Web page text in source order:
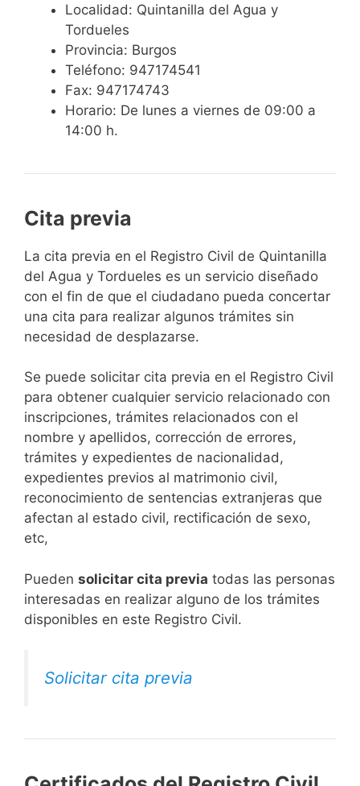
Localidad: Quintanilla del Agua y
Tordueles
Provincia: Burgos
Teléfono: 947174541
Fax: 947174743
Horario: De lunes a viernes de 09:00 a
14:00 h.
Cita previa
​​​​​​​​​​​​​​​​​​​​​​​​​​​​La cita previa en el Registro Civil de Quintanilla
del Agua y Tordueles es un servicio diseñado
con el fin de que el ciudadano pueda concertar
una cita para realizar algunos trámites sin
necesidad de desplazarse.​
Se puede solicitar cita previa en el Registro Civil
para obtener cualquier servicio relacionado con
inscripciones, trámites relacionados con el
nombre y apellidos, corrección de errores,
trámites y expedientes de nacionalidad,
expedientes previos al matrimonio civil,
reconocimiento de sentencias extranjeras que
afectan al estado civil, rectificación de sexo,
etc,
​Pueden solicitar cita previa todas las personas
interesadas en realizar alguno de los trámites
disponibles en este Registro Civil.​
Solicitar cita previa